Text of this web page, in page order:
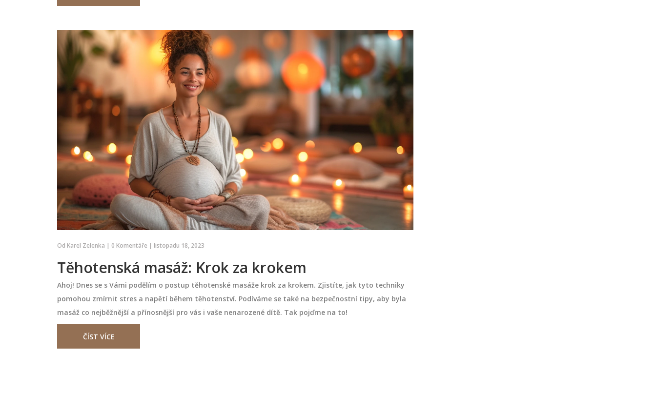
Od Karel Zelenka | 0 Komentáře | listopadu 18, 2023
Těhotenská masáž: Krok za krokem
Ahoj! Dnes se s Vámi podělím o postup těhotenské masáže krok za krokem. Zjistíte, jak tyto techniky
pomohou zmírnit stres a napětí během těhotenství. Podíváme se také na bezpečnostní tipy, aby byla
masáž co nejběžnější a přínosnější pro vás i vaše nenarozené dítě. Tak pojďme na to!
ČÍST VÍCE